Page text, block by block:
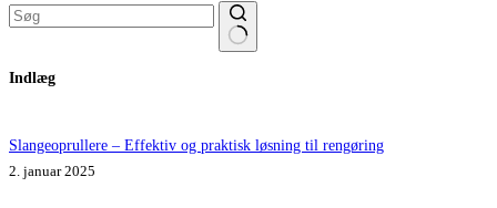
resultater
Indlæg
Slangeoprullere – Effektiv og praktisk løsning til rengøring
2. januar 2025